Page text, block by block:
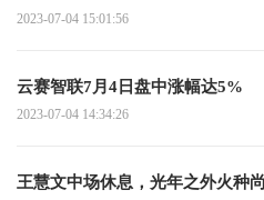
2023-07-04 15:01:56
云赛智联7月4日盘中涨幅达5%
2023-07-04 14:34:26
王慧文中场休息，光年之外火种